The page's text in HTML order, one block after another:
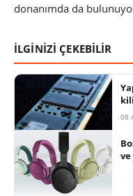
donanımda da
İLGİNİZİ ÇEKEBİLİR
06
ve